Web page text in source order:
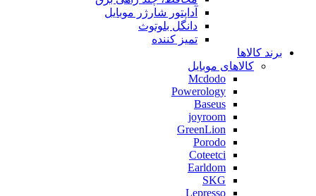
آداپتور شارژر موبایل
دانگل بلوتوث
تمیز کننده
برند کالاها
کالاهای موبایل
Mcdodo
Powerology
Baseus
joyroom
GreenLion
Porodo
Coteetci
Earldom
SKG
Lepresso